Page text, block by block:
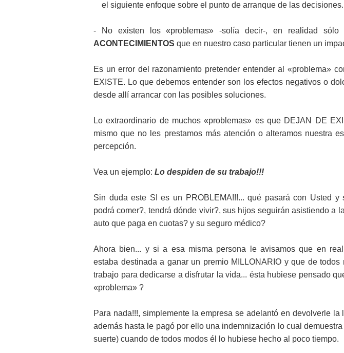
el siguiente enfoque sobre el punto de arranque de las decisiones.
- No existen los «problemas» -solía decir-, en realidad sólo
ACONTECIMIENTOS que en nuestro caso particular tienen un
Es un error del razonamiento pretender entender al «problema»
EXISTE. Lo que debemos entender son los efectos negativos o
desde allí arrancar con las posibles soluciones.
Lo extraordinario de muchos «problemas» es que DEJAN DE
mismo que no les prestamos más atención o alteramos nuestra
percepción.
Vea un ejemplo: Lo despiden de su trabajo!!!
Sin duda este SI es un PROBLEMA!!!... qué pasará con Usted y
podrá comer?, tendrá dónde vivir?, sus hijos seguirán asistiendo a
auto que paga en cuotas? y su seguro médico?
Ahora bien... y si a esa misma persona le avisamos que en
estaba destinada a ganar un premio MILLONARIO y que de
trabajo para dedicarse a disfrutar la vida... ésta hubiese pensado
«problema» ?
Para nada!!!, simplemente la empresa se adelantó en devolverle la
además hasta le pagó por ello una indemnización lo cual
suerte) cuando de todos modos él lo hubiese hecho al poco tiempo.